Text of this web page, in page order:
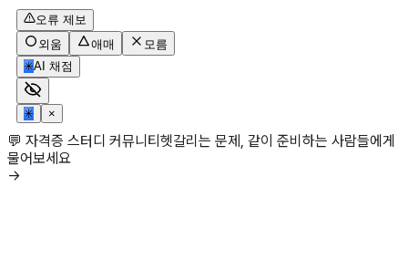
오류 제보
외움
애매
모름
✳AI 채점
✳ ×
💬 자격증 스터디 커뮤니티헷갈리는 문제, 같이 준비하는 사람들에게
물어보세요
→